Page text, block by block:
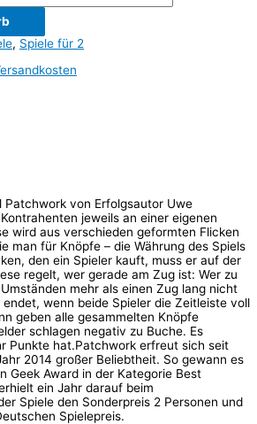
, Spiele für 2
Patchwork von Erfolgsautor Uwe
jeweils an einer eigenen
wird aus verschieden geformten Flicken
man für Knöpfe – die Währung des Spiels
den ein Spieler kauft, muss er auf der
regelt, wer gerade am Zug ist: Wer zu
mehr als einen Zug lang nicht
endet, wenn beide Spieler die Zeitleiste voll
geben alle gesammelten Knöpfe
schlagen negativ zu Buche. Es
Punkte hat.Patchwork erfreut sich seit
2014 großer Beliebtheit. So gewann es
Geek Award in der Kategorie Best
ein Jahr darauf beim
Spiele den Sonderpreis 2 Personen und
Spielepreis.